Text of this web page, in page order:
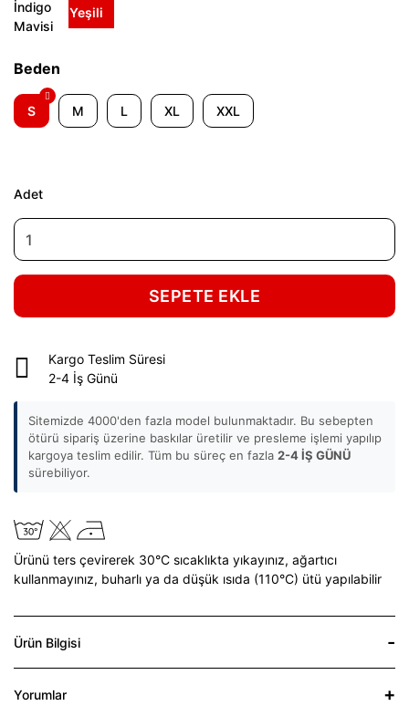
Beden
S M L XL XXL
Adet
SEPETE EKLE
Kargo Teslim Süresi
2-4 İş Günü
Sitemizde 4000'den fazla model bulunmaktadır. Bu sebepten
ötürü sipariş üzerine baskılar üretilir ve presleme işlemi yapılıp
kargoya teslim edilir. Tüm bu süreç en fazla 2-4 İŞ GÜNÜ
sürebiliyor.
Ürünü ters çevirerek 30°C sıcaklıkta yıkayınız, ağartıcı
kullanmayınız, buharlı ya da düşük ısıda (110°C) ütü yapılabilir
Ürün Bilgisi
Yorumlar